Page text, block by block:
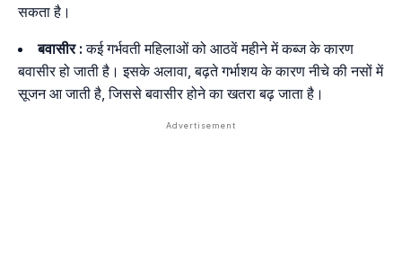
सकता है।
बवासीर :कई गर्भवती महिलाओं को आठवें महीने में कब्ज के कारण
बवासीर हो जाती है। इसके अलावा, बढ़ते गर्भाशय के कारण नीचे की नसों में
सूजन आ जाती है, जिससे बवासीर होने का खतरा बढ़ जाता है।